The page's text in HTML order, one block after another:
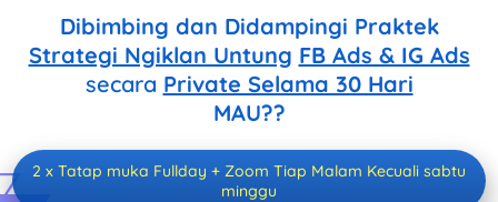
Dibimbing dan Didampingi Praktek
Strategi Ngiklan Untung FB Ads & IG Ads
secara Private Selama 30 Hari
MAU??
2 x Tatap muka Fullday + Zoom Tiap Malam Kecuali sabtu
minggu